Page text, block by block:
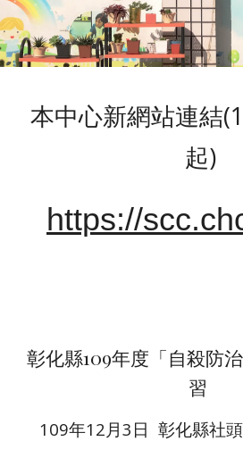
本中心新網站連結
起)
https://
彰化縣109年度「自殺防
習
109年12月3日  彰化縣社